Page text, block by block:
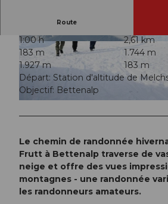
© Samuel Büttler Photographie, Obwalden Tou
rismus
Route
1:00 h
2,61 km
183 m
1.744 m
1.927 m
183 m
Départ: Station d'altitude de
Objectif: Bettenalp
Le chemin de randonnée
Frutt à Bettenalp traverse de
neige et offre des vues
montagnes - une randonnée
les randonneurs amateurs.